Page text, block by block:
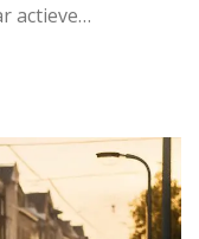
actieve…